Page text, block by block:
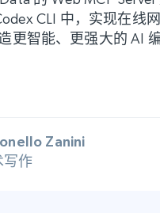
CLI 中，实现在线
更智能、更强大的 AI
Zanini
写作